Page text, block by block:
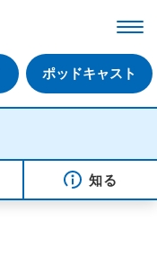
ポッドキャスト
知る